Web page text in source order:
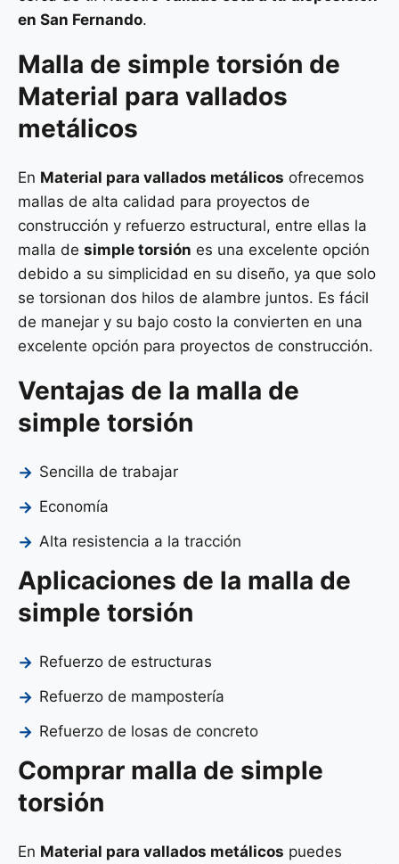
en San Fernando.
Malla de simple torsión de
Material para vallados
metálicos
En Material para vallados metálicos ofrecemos
mallas de alta calidad para proyectos de
construcción y refuerzo estructural, entre ellas la
malla de simple torsión es una excelente opción
debido a su simplicidad en su diseño, ya que solo
se torsionan dos hilos de alambre juntos. Es fácil
de manejar y su bajo costo la convierten en una
excelente opción para proyectos de construcción.
Ventajas de la malla de
simple torsión
Sencilla de trabajar
Economía
Alta resistencia a la tracción
Aplicaciones de la malla de
simple torsión
Refuerzo de estructuras
Refuerzo de mampostería
Refuerzo de losas de concreto
Comprar malla de simple
torsión
En Material para vallados metálicos puedes